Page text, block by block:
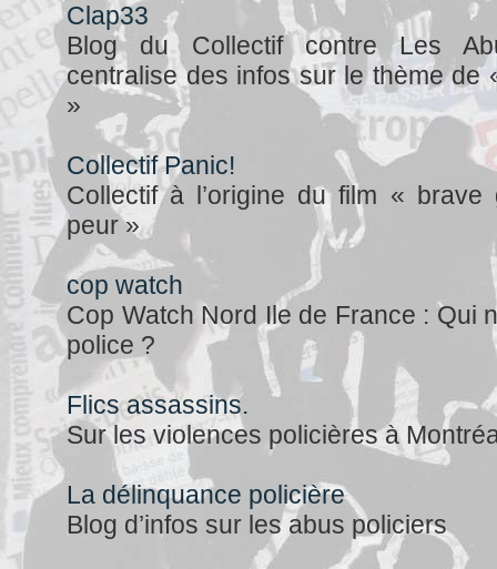
Clap33
Blog du Collectif contre Les
centralise des infos sur le thème de
»
Collectif Panic!
Collectif à l’origine du film « brave
peur »
cop watch
Cop Watch Nord Ile de France : Qui
police ?
Flics assassins.
Sur les violences policières à
La délinquance policière
Blog d’infos sur les abus policiers